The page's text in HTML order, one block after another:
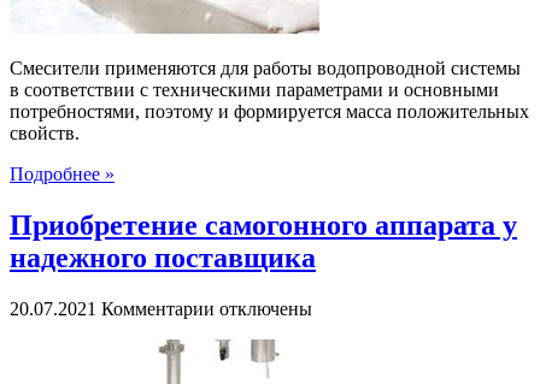
Смесители применяются для работы водопроводной системы
в соответствии с техническими параметрами и основными
потребностями, поэтому и формируется масса положительных
свойств.
Подробнее »
Приобретение самогонного аппарата у
надежного поставщика
20.07.2021 Комментарии к
Приобретение
самогонного
отключены